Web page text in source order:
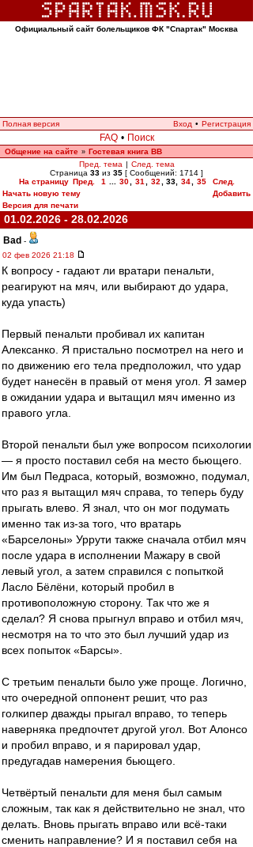
Официальный сайт болельщиков ФК "Спартак" Москва
Полная версия Вход • Регистрация
FAQ • Поиск
Общение на сайте » Гостевая книга ВВ
Пред. тема | След. тема
Страница 33 из 35 [ Сообщений: 1714 ]
На страницу Пред. 1 30 31 32 33, 34 35
След.
Начать новую тему
Добавить
Версия для печати
01.02.2026 - 28.02.2026
Bad -
02 фев 2026 21:18
К вопросу - гадают ли вратари пенальти,
реагируют на мяч, или выбирают до удара,
куда упасть)
Первый пенальти пробивал их капитан
Алексанко. Я пристально посмотрел на него и
по движению его тела предположил, что удар
будет нанесён в правый от меня угол. Я замер
в ожидании удара и вытащил мяч именно из
правого угла.
Второй пенальти был уже вопросом психологии
— я просто поставил себя на место бьющего.
Им был Педраса, который, возможно, подумал,
что раз я вытащил мяч справа, то теперь буду
прыгать влево. Я знал, что он мог подумать
именно так из-за того, что вратарь
«Барселоны» Уррути также сначала отбил мяч
после удара в исполнении Мажару в свой
левый угол, а затем справился с попыткой
Ласло Бёлёни, который пробил в
противоположную сторону. Так что же я
сделал? Я снова прыгнул вправо и отбил мяч,
несмотря на то что это был лучший удар из
всех попыток «Барсы».
С третьим пенальти было уже проще. Логично,
что очередной оппонент решит, что раз
голкипер дважды прыгал вправо, то теперь
наверняка предпочтет другой угол. Вот Алонсо
и пробил вправо, и я парировал удар,
предугадав намерения бьющего.
Четвёртый пенальти для меня был самым
сложным, так как я действительно не знал, что
делать. Вновь прыгать вправо или всё-таки
сменить направление? И я поставил себя на